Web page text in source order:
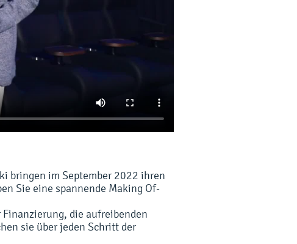
bringen im September 2022 ihren
Sie eine spannende Making Of-
die aufreibenden
sie über jeden Schritt der